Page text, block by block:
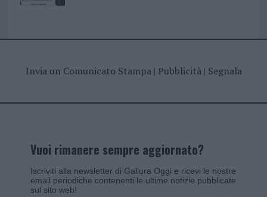
Invia un Comunicato Stampa| Pubblicità| Segnala
Vuoi rimanere sempre aggiornato?
Iscriviti alla newsletter di Gallura Oggi e ricevi le nostre
email periodiche contenenti le ultime notizie pubblicate
sul sito web!